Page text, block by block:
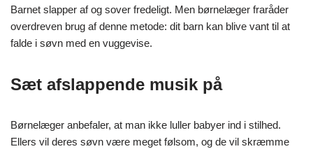
Barnet slapper af og sover fredeligt. Men børnelæger fraråder
overdreven brug af denne metode: dit barn kan blive vant til at
falde i søvn med en vuggevise.
Sæt afslappende musik på
Børnelæger anbefaler, at man ikke luller babyer ind i stilhed.
Ellers vil deres søvn være meget følsom, og de vil skræmme